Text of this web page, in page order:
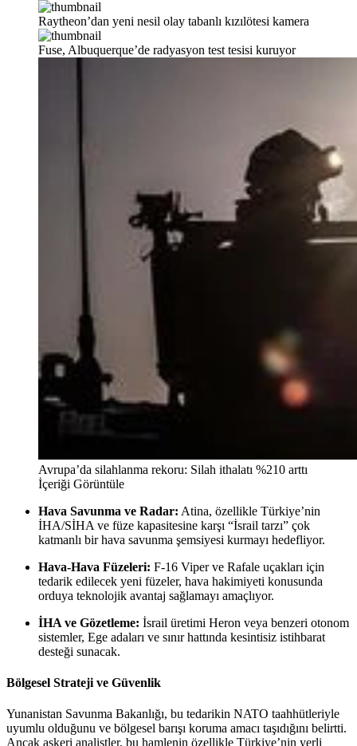
Raytheon’dan yeni nesil olay tabanlı kızılötesi kamera
Fuse, Albuquerque’de radyasyon test tesisi kuruyor
Avrupa’da silahlanma rekoru: Silah ithalatı %210 arttı
İçeriği Görüntüle
Hava Savunma ve Radar: Atina, özellikle Türkiye’nin
İHA/SİHA ve füze kapasitesine karşı “İsrail tarzı” çok
katmanlı bir hava savunma şemsiyesi kurmayı hedefliyor.
Hava-Hava Füzeleri: F-16 Viper ve Rafale uçakları için
tedarik edilecek yeni füzeler, hava hakimiyeti konusunda
orduya teknolojik avantaj sağlamayı amaçlıyor.
İHA ve Gözetleme: İsrail üretimi Heron veya benzeri otonom
sistemler, Ege adaları ve sınır hattında kesintisiz istihbarat
desteği sunacak.
Bölgesel Strateji ve Güvenlik
Yunanistan Savunma Bakanlığı, bu tedarikin NATO taahhütleriyle
uyumlu olduğunu ve bölgesel barışı koruma amacı taşıdığını belirtti.
Ancak askeri analistler, bu hamlenin özellikle Türkiye’nin yerli